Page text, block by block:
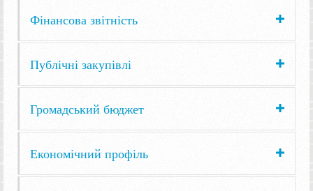
Фінансова звітність
Публічні закупівлі
Громадський бюджет
Економічний профіль